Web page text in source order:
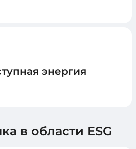
энергия
в области ESG